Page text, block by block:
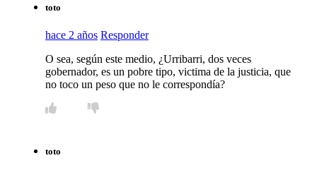
toto
hace 2 años Responder
O sea, según este medio, ¿Urribarri, dos veces
gobernador, es un pobre tipo, victima de la justicia, que
no toco un peso que no le correspondía?
toto